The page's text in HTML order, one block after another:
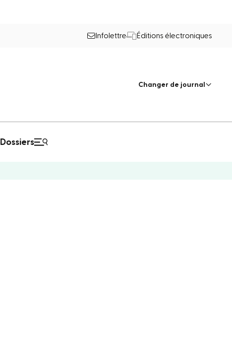
Infolettre Éditions électroniques
Changer de journal
Dossiers